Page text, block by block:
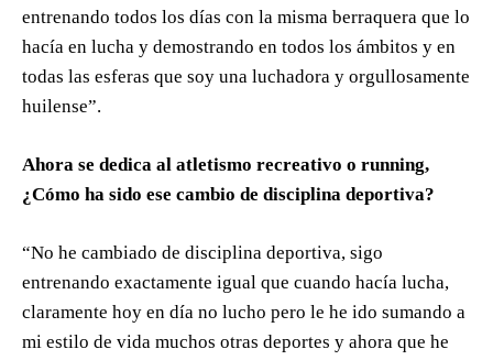
entrenando todos los días con la misma berraquera que lo
hacía en lucha y demostrando en todos los ámbitos y en
todas las esferas que soy una luchadora y orgullosamente
huilense”.
Ahora se dedica al atletismo recreativo o running,
¿Cómo ha sido ese cambio de disciplina deportiva?
“No he cambiado de disciplina deportiva, sigo
entrenando exactamente igual que cuando hacía lucha,
claramente hoy en día no lucho pero le he ido sumando a
mi estilo de vida muchos otras deportes y ahora que he